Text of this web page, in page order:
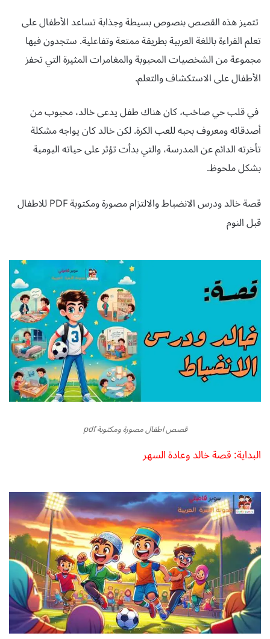
تتميز هذه القصص بنصوص بسيطة وجذابة تساعد الأطفال على
تعلم القراءة باللغة العربية بطريقة ممتعة وتفاعلية. ستجدون فيها
مجموعة من الشخصيات المحبوبة والمغامرات المثيرة التي تحفز
الأطفال على الاستكشاف والتعلم.
في قلب حي صاخب، كان هناك طفل يدعى خالد، محبوب من
أصدقائه ومعروف بحبه للعب الكرة. لكن خالد كان يواجه مشكلة
تأخرته الدائم عن المدرسة، والتي بدأت تؤثر على حياته اليومية
بشكل ملحوظ.
قصة خالد ودرس الانضباط والالتزام مصورة ومكتوبة PDF للاطفال
قبل النوم
قصص اطفال مصورة ومكتوبة pdf
البداية: قصة خالد وعادة السهر